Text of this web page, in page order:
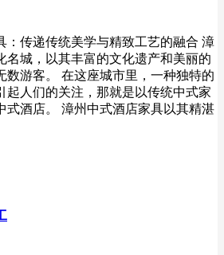
：传递传统美学与精致工艺的融合 漳
名城，以其丰富的文化遗产和美丽的
数游客。 在这座城市里，一种独特的
起人们的关注，那就是以传统中式家
式酒店。 漳州中式酒店家具以其精湛